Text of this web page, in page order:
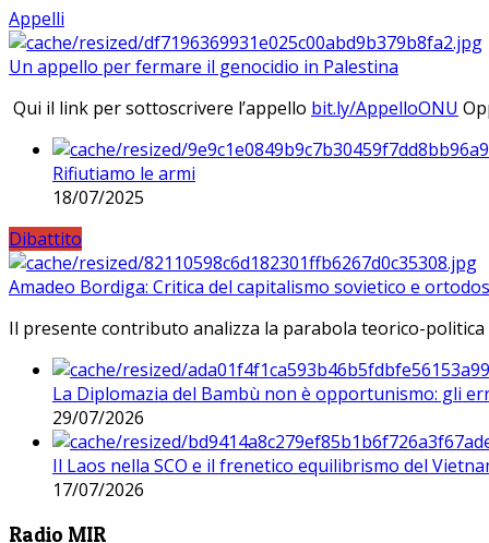
Appelli
Un appello per fermare il genocidio in Palestina
Qui il link per sottoscrivere l’appello bit.ly/AppelloONU
Rifiutiamo le armi
18/07/2025
Dibattito
Amadeo Bordiga: Critica del capitalismo sovietico e
Il presente contributo analizza la parabola teorico-
La Diplomazia del Bambù non è opportunismo: gli
29/07/2026
Il Laos nella SCO e il frenetico equilibrismo del
17/07/2026
Radio MIR